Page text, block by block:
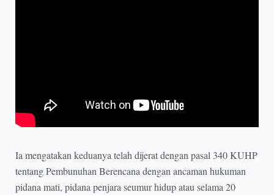
Ia mengatakan keduanya telah dijerat dengan pasal 340 KUHP
tentang Pembunuhan Berencana dengan ancaman hukuman
pidana mati, pidana penjara seumur hidup atau selama 20